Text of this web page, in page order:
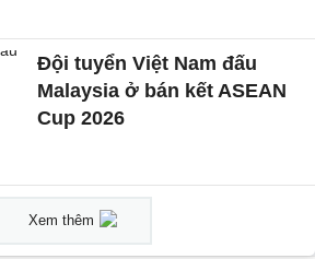
Đội tuyển Việt Nam đấu
Malaysia ở bán kết ASEAN
Cup 2026
Xem thêm